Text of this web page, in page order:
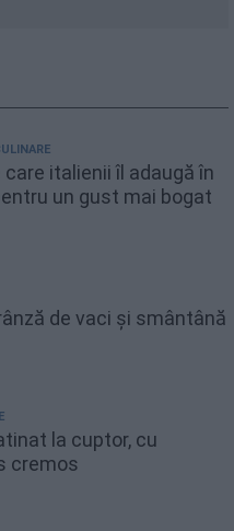
italienii îl adaugă în
un gust mai bogat
de vaci și smântână
la cuptor, cu
cremos